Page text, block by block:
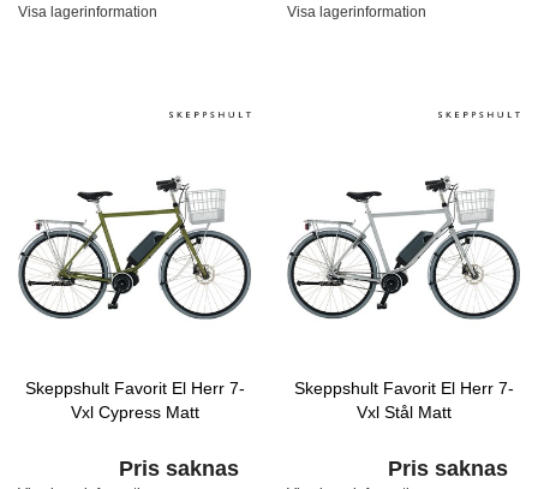
Visa lagerinformation Visa lagerinformation
Skeppshult Favorit El Herr 7-
Vxl Cypress Matt
Pris saknas
Skeppshult Favorit El Herr 7-
Vxl Stål Matt
Pris saknas